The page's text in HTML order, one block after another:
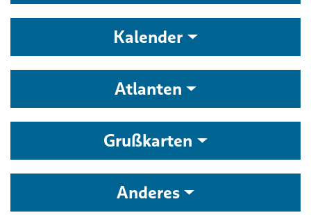
Kalender
Atlanten
Grußkarten
Anderes